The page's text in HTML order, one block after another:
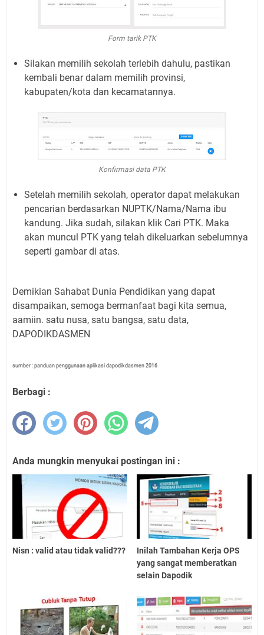
Form tarik PTK
Silakan memilih sekolah terlebih dahulu, pastikan
kembali benar dalam memilih provinsi,
kabupaten/kota dan kecamatannya.
Konfirmasi data PTK
Setelah memilih sekolah, operator dapat melakukan
pencarian berdasarkan NUPTK/Nama/Nama ibu
kandung. Jika sudah, silakan klik Cari PTK. Maka
akan muncul PTK yang telah dikeluarkan sebelumnya
seperti gambar di atas.
Demikian Sahabat Dunia Pendidikan yang dapat
disampaikan, semoga bermanfaat bagi kita semua,
aamiin. satu nusa, satu bangsa, satu data,
DAPODIKDASMEN
sumber : panduan penggunaan aplikasi dapodikdasmen 2016
Berbagi :
Anda mungkin menyukai postingan ini :
Nisn : valid atau tidak valid???
Inilah Tambahan Kerja OPS
yang sangat memberatkan
selain Dapodik